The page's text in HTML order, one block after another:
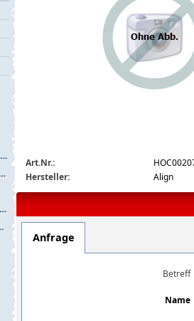
Art.Nr.:
Hersteller:
Align
Anfrage
Betreff
Name